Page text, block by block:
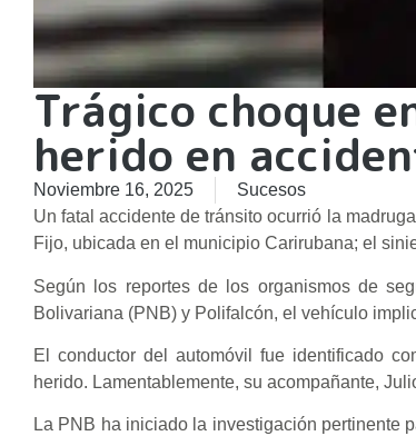
Trágico choque
herido en
Noviembre 16, 2025
Sucesos
Un fatal accidente de tránsito ocurrió la
Fijo, ubicada en el municipio Carirubana; el
Según los reportes de los organismos de
Bolivariana (PNB) y Polifalcón, el vehículo
El conductor del automóvil fue identificado
herido. Lamentablemente, su acompañante,
La PNB ha iniciado la investigación pertinente